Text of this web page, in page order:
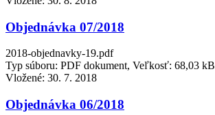
Objednávka 07/2018
2018-objednavky-19.pdf
Typ súboru: PDF dokument, Veľkosť: 68,03 kB
Vložené: 30. 7. 2018
Objednávka 06/2018